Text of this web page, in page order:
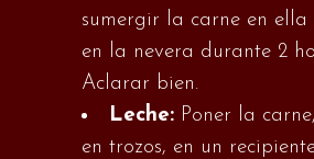
sumergir la carne en ella
en la nevera durante 2
Aclarar bien.
Leche: Poner la
en trozos, en un